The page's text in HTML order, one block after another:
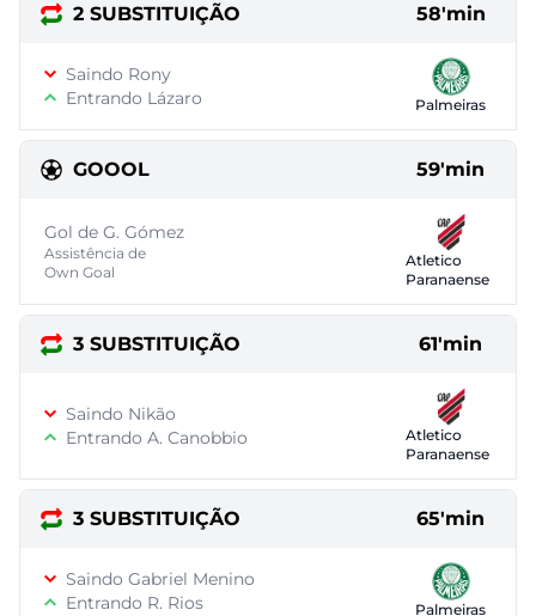
2 SUBSTITUIÇÃO 58'min
Saindo Rony
Entrando Lázaro
Palmeiras
GOOOL 59'min
Gol de G. Gómez
Assistência de
Own Goal
Atletico
Paranaense
3 SUBSTITUIÇÃO 61'min
Saindo Nikão
Entrando A. Canobbio
Atletico
Paranaense
3 SUBSTITUIÇÃO 65'min
Saindo Gabriel Menino
Entrando R. Rios
Palmeiras